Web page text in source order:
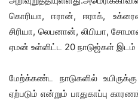
கொரியா, ஈரான், ஈராக்,
சிரியா, லெபனான், லிபியா,
ஏமன் உள்ளிட்ட 20 நாடுஜ்கள்
மேற்க்கண்ட நாடுகளில்
ஏற்படும் என்றும் பாதுகாப்பு